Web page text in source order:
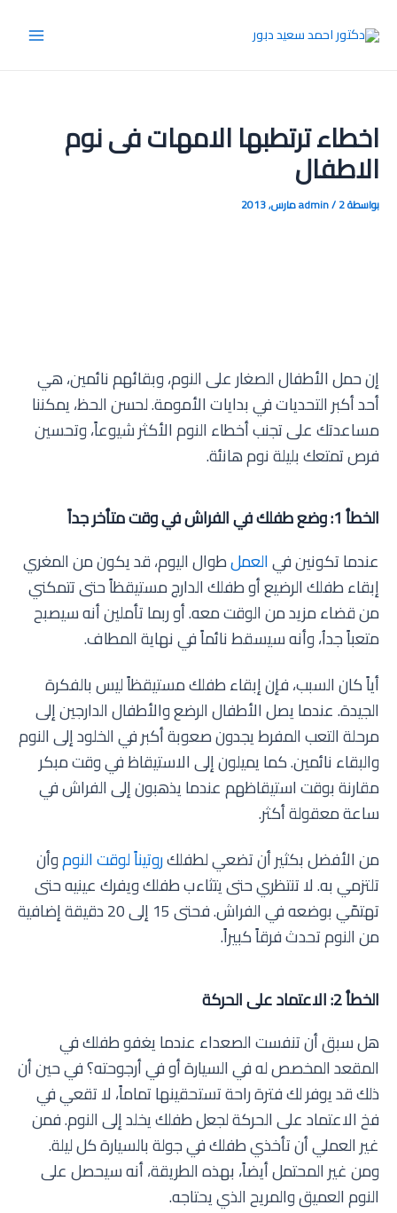
Main
اخطاء ترتطبها الامهات فى نوم
الاطفال
بواسطة admin/2 مارس, 2013
إن حمل الأطفال الصغار على النوم، وبقائهم نائمين، هي
أحد أكبر التحديات في بدايات الأمومة. لحسن الحظ، يمكننا
مساعدتك على تجنب أخطاء النوم الأكثر شيوعاً، وتحسين
فرص تمتعك بليلة نوم هانئة.
الخطأ 1: وضع طفلك في الفراش في وقت متأخر جداً
عندما تكونين فيالعملطوال اليوم، قد يكون من المغري
إبقاء طفلك الرضيع أو طفلك الدارج مستيقظاً حتى تتمكني
من قضاء مزيد من الوقت معه. أو ربما تأملين أنه سيصبح
متعباً جداُ، وأنه سيسقط نائماً في نهاية المطاف.
أياً كان السبب، فإن إبقاء طفلك مستيقظاً ليس بالفكرة
الجيدة. عندما يصل الأطفال الرضع والأطفال الدارجين إلى
مرحلة التعب المفرط يجدون صعوبة أكبر في الخلود إلى النوم
والبقاء نائمين. كما يميلون إلى الاستيقاظ في وقت مبكر
مقارنة بوقت استيقاظهم عندما يذهبون إلى الفراش في
ساعة معقولة أكثر.
من الأفضل بكثير أن تضعي لطفلكروتيناً لوقت النوموأن
تلتزمي به. لا تنتظري حتى يتثاءب طفلك ويفرك عينيه حتى
تهتمّي بوضعه في الفراش. فحتى 15 إلى 20 دقيقة إضافية
من النوم تحدث فرقاً كبيراً.
الخطأ 2: الاعتماد على الحركة
هل سبق أن تنفست الصعداء عندما يغفو طفلك في
المقعد المخصص له في السيارة أو في أرجوحته؟ في حين أن
ذلك قد يوفر لك فترة راحة تستحقينها تماماً، لا تقعي في
فخ الاعتماد على الحركة لجعل طفلك يخلد إلى النوم. فمن
غير العملي أن تأخذي طفلك في جولة بالسيارة كل ليلة.
ومن غير المحتمل أيضاً، بهذه الطريقة، أنه سيحصل على
النوم العميق والمريح الذي يحتاجه.